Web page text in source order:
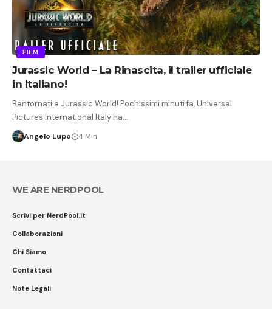
FILM
Jurassic World – La Rinascita, il trailer ufficiale
in italiano!
Bentornati a Jurassic World! Pochissimi minuti fa, Universal
Pictures International Italy ha…
Angelo Lupo 4 Min
WE ARE NERDPOOL
Scrivi per NerdPool.it
Collaborazioni
Chi Siamo
Contattaci
Note Legali